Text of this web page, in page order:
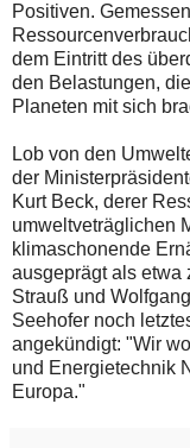
Positiven.
dem Eintritt des
den Belastungen,
Planeten mit sich
Lob von den
der
Kurt Beck, derer
umweltveträglichen
klimaschonende
ausgeprägt als etwa
Strauß und
Seehofer noch
angekündigt: "Wir
und Energietechnik
Europa."